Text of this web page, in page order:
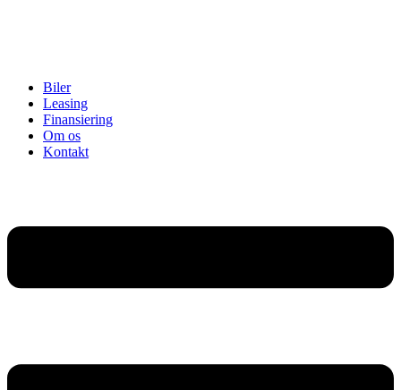
Biler
Leasing
Finansiering
Om os
Kontakt